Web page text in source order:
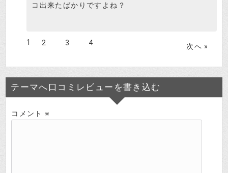
コ出来たばかりですよね？
1 2 3 4 次へ »
テーマへ口コミレビューを書き込む
コメント ※